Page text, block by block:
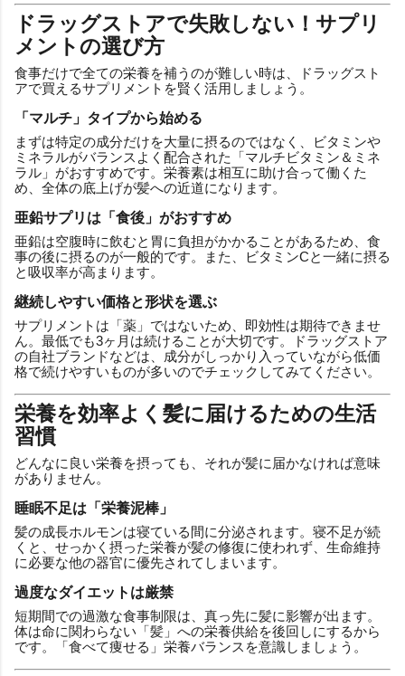
ドラッグストアで失敗しない！サプリ
メントの選び方
食事だけで全ての栄養を補うのが難しい時は、ドラッグスト
アで買えるサプリメントを賢く活用しましょう。
「マルチ」タイプから始める
まずは特定の成分だけを大量に摂るのではなく、ビタミンや
ミネラルがバランスよく配合された「マルチビタミン＆ミネ
ラル」がおすすめです。栄養素は相互に助け合って働くた
め、全体の底上げが髪への近道になります。
亜鉛サプリは「食後」がおすすめ
亜鉛は空腹時に飲むと胃に負担がかかることがあるため、食
事の後に摂るのが一般的です。また、ビタミンCと一緒に摂る
と吸収率が高まります。
継続しやすい価格と形状を選ぶ
サプリメントは「薬」ではないため、即効性は期待できませ
ん。最低でも3ヶ月は続けることが大切です。ドラッグストア
の自社ブランドなどは、成分がしっかり入っていながら低価
格で続けやすいものが多いのでチェックしてみてください。
栄養を効率よく髪に届けるための生活
習慣
どんなに良い栄養を摂っても、それが髪に届かなければ意味
がありません。
睡眠不足は「栄養泥棒」
髪の成長ホルモンは寝ている間に分泌されます。寝不足が続
くと、せっかく摂った栄養が髪の修復に使われず、生命維持
に必要な他の器官に優先されてしまいます。
過度なダイエットは厳禁
短期間での過激な食事制限は、真っ先に髪に影響が出ます。
体は命に関わらない「髪」への栄養供給を後回しにするから
です。「食べて痩せる」栄養バランスを意識しましょう。